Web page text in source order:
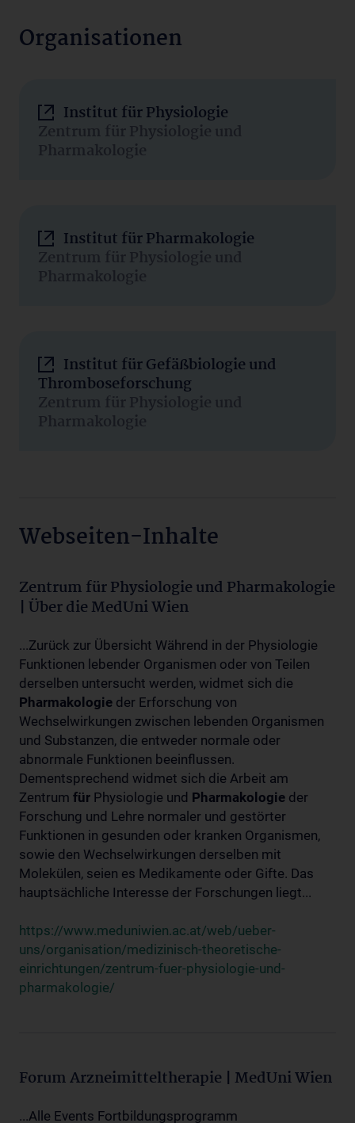
Organisationen
Institut für Physiologie
Zentrum für Physiologie und
Pharmakologie
Institut für Pharmakologie
Zentrum für Physiologie und
Pharmakologie
Institut für Gefäßbiologie und
Thromboseforschung
Zentrum für Physiologie und
Pharmakologie
Webseiten-Inhalte
Zentrum für Physiologie und Pharmakologie
| Über die MedUni Wien
...Zurück zur Übersicht Während in der Physiologie
Funktionen lebender Organismen oder von Teilen
derselben untersucht werden, widmet sich die
Pharmakologie der Erforschung von
Wechselwirkungen zwischen lebenden Organismen
und Substanzen, die entweder normale oder
abnormale Funktionen beeinflussen.
Dementsprechend widmet sich die Arbeit am
Zentrum für Physiologie und Pharmakologie der
Forschung und Lehre normaler und gestörter
Funktionen in gesunden oder kranken Organismen,
sowie den Wechselwirkungen derselben mit
Molekülen, seien es Medikamente oder Gifte. Das
hauptsächliche Interesse der Forschungen liegt...
https://www.meduniwien.ac.at/web/ueber-
uns/organisation/medizinisch-theoretische-
einrichtungen/zentrum-fuer-physiologie-und-
pharmakologie/
Forum Arzneimitteltherapie | MedUni Wien
...Alle Events Fortbildungsprogramm